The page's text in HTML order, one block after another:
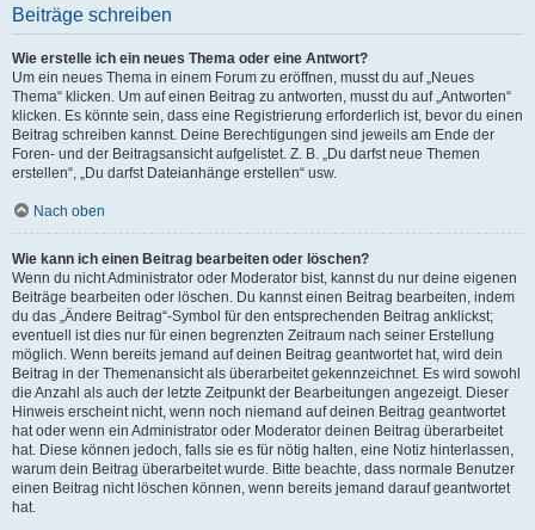
Beiträge schreiben
Wie erstelle ich ein neues Thema oder eine Antwort?
Um ein neues Thema in einem Forum zu eröffnen, musst du auf „Neues
Thema“ klicken. Um auf einen Beitrag zu antworten, musst du auf „Antworten“
klicken. Es könnte sein, dass eine Registrierung erforderlich ist, bevor du einen
Beitrag schreiben kannst. Deine Berechtigungen sind jeweils am Ende der
Foren- und der Beitragsansicht aufgelistet. Z. B. „Du darfst neue Themen
erstellen“, „Du darfst Dateianhänge erstellen“ usw.
Nach oben
Wie kann ich einen Beitrag bearbeiten oder löschen?
Wenn du nicht Administrator oder Moderator bist, kannst du nur deine eigenen
Beiträge bearbeiten oder löschen. Du kannst einen Beitrag bearbeiten, indem
du das „Ändere Beitrag“-Symbol für den entsprechenden Beitrag anklickst;
eventuell ist dies nur für einen begrenzten Zeitraum nach seiner Erstellung
möglich. Wenn bereits jemand auf deinen Beitrag geantwortet hat, wird dein
Beitrag in der Themenansicht als überarbeitet gekennzeichnet. Es wird sowohl
die Anzahl als auch der letzte Zeitpunkt der Bearbeitungen angezeigt. Dieser
Hinweis erscheint nicht, wenn noch niemand auf deinen Beitrag geantwortet
hat oder wenn ein Administrator oder Moderator deinen Beitrag überarbeitet
hat. Diese können jedoch, falls sie es für nötig halten, eine Notiz hinterlassen,
warum dein Beitrag überarbeitet wurde. Bitte beachte, dass normale Benutzer
einen Beitrag nicht löschen können, wenn bereits jemand darauf geantwortet
hat.